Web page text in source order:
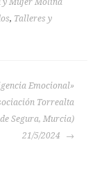
y Mujer Molina
, Talleres y
Emocional»
Torrealta
Segura, Murcia)
21/5/2024